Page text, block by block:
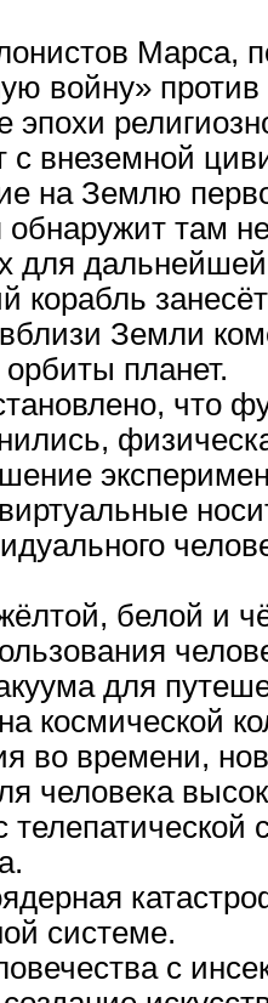
Марса,
войну»
эпохи
с внеземной
на Землю
обнаружит там
для
корабль
Земли
планет.
что
белой и
для
космической
во времени,
человека
системе.
с